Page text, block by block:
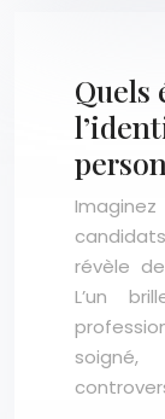
Quels
révèle
L’un